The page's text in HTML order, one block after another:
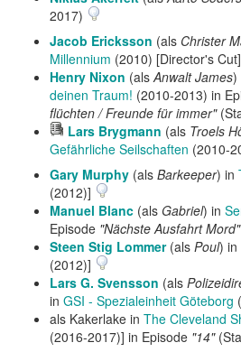
2017)
Jacob Ericksson (als Christer
Millennium (2010) [Director's Cut]
Henry Nixon (alsAnwalt James)
deinen Traum! (2010-2013) in
flüchten / Freunde für immer"
Hörprobe
abspielen
Lars Brygmann (als Troels
Gefährliche Seilschaften (2010-
Gary Murphy (als Barkeeper) in
(2012)]
Manuel Blanc (als Gabriel) in
Episode "Nächste Ausfahrt Mord"
Steen Stig Lommer(als Poul) in
(2012)]
Lars G. Svensson (als
in GSI - Spezialeinheit Göteborg
als Kakerlake in The Cleveland
(2016-2017)] in Episode "14"